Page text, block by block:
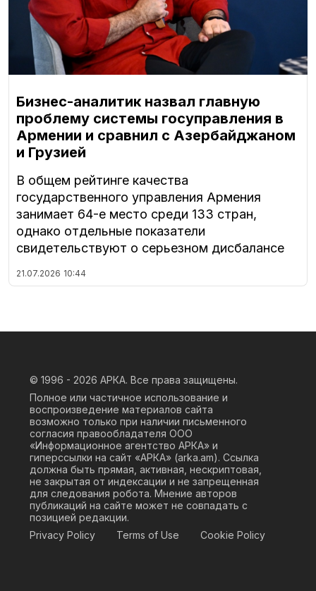
Бизнес-аналитик назвал главную
проблему системы госуправления в
Армении и сравнил с Азербайджаном
и Грузией
В общем рейтинге качества
государственного управления Армения
занимает 64-е место среди 133 стран,
однако отдельные показатели
свидетельствуют о серьезном дисбалансе
21.07.2026 10:44
© 1996 - 2026 АРКА. Все права защищены.
Полное или частичное использование и
воспроизведение материалов сайта
возможно только при наличии письменного
согласия правообладателя ООО
«Информационное агентство АРКА» и
гиперссылки на сайт «АРКА» (arka.am). Ссылка
должна быть прямая, активная, нескриптовая,
не закрытая от индексации и не запрещенная
для следования робота. Мнение авторов
публикаций на сайте может не совпадать с
позицией редакции.
Privacy Policy
Terms of Use Cookie Policy